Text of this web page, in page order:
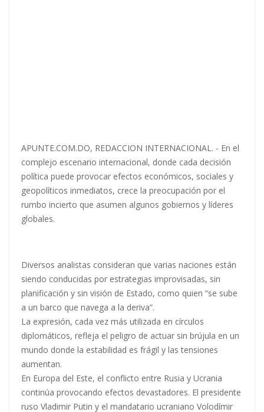
APUNTE.COM.DO, REDACCION INTERNACIONAL. - En el
complejo escenario internacional, donde cada decisión
política puede provocar efectos económicos, sociales y
geopolíticos inmediatos, crece la preocupación por el
rumbo incierto que asumen algunos gobiernos y líderes
globales.
Diversos analistas consideran que varias naciones están
siendo conducidas por estrategias improvisadas, sin
planificación y sin visión de Estado, como quien “se sube
a un barco que navega a la deriva”.
La expresión, cada vez más utilizada en círculos
diplomáticos, refleja el peligro de actuar sin brújula en un
mundo donde la estabilidad es frágil y las tensiones
aumentan.
En Europa del Este, el conflicto entre Rusia y Ucrania
continúa provocando efectos devastadores. El presidente
ruso Vladimir Putin y el mandatario ucraniano Volodímir